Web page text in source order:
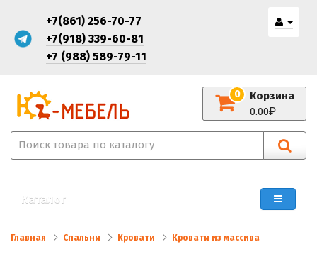
+7(861) 256-70-77
+7(918) 339-60-81
+7 (988) 589-79-11
Корзина
0
0.00
Каталог
Главная Спальни Кровати Кровати из массива